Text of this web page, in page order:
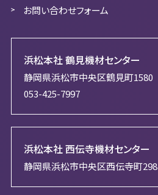
お問い合わせフォーム
浜松本社 鶴見機材センター
静岡県浜松市中央区鶴見町1580
053-425-7997
浜松本社 西伝寺機材センター
静岡県浜松市中央区西伝寺町298